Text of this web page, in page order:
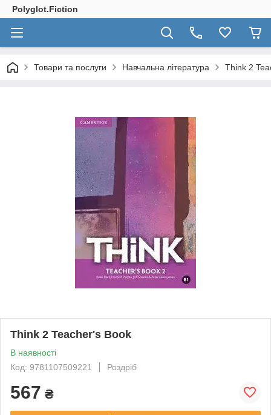
Polyglot.Fiction
Товари та послуги Навчальна література Think 2
Think 2 Teacher's Book
В наявності
Код: 9781107509221
Роздріб
567 ₴